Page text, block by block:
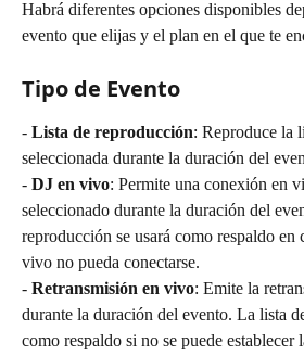
Habrá diferentes opciones disponibles
evento que elijas y el plan en el que te
Tipo de Evento
- Lista de reproducción: Reproduce la
seleccionada durante la duración del
- DJ en vivo: Permite una conexión en
seleccionado durante la duración del
reproducción se usará como respaldo en
vivo no pueda conectarse.
- Retransmisión en vivo: Emite la
durante la duración del evento. La lista
como respaldo si no se puede establecer